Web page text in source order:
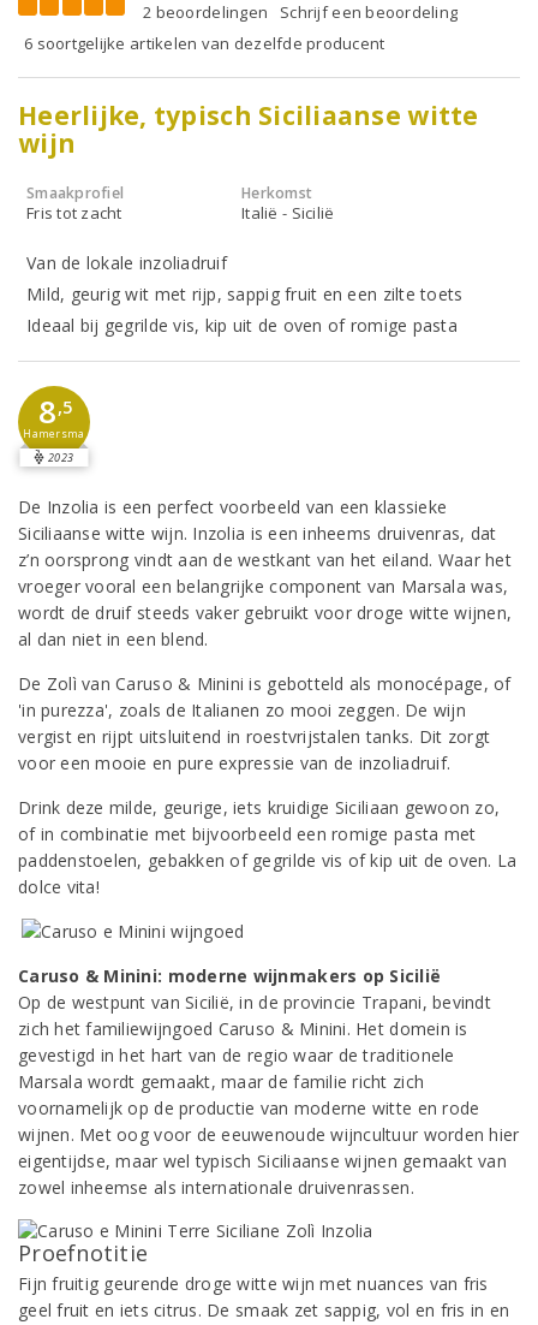
2 beoordelingen
Schrijf een beoordeling
6 soortgelijke artikelen van dezelfde producent
Heerlijke, typisch Siciliaanse witte
wijn
Smaakprofiel
Fris tot zacht
Herkomst
Italië - Sicilië
Van de lokale inzoliadruif
Mild, geurig wit met rijp, sappig fruit en een zilte toets
Ideaal bij gegrilde vis, kip uit de oven of romige pasta
8,5
Hamersma
2023
De Inzolia is een perfect voorbeeld van een klassieke
Siciliaanse witte wijn. Inzolia is een inheems druivenras, dat
z’n oorsprong vindt aan de westkant van het eiland. Waar het
vroeger vooral een belangrijke component van Marsala was,
wordt de druif steeds vaker gebruikt voor droge witte wijnen,
al dan niet in een blend.
De Zolì van Caruso & Minini is gebotteld als monocépage, of
'in purezza', zoals de Italianen zo mooi zeggen. De wijn
vergist en rijpt uitsluitend in roestvrijstalen tanks. Dit zorgt
voor een mooie en pure expressie van de inzoliadruif.
Drink deze milde, geurige, iets kruidige Siciliaan gewoon zo,
of in combinatie met bijvoorbeeld een romige pasta met
paddenstoelen, gebakken of gegrilde vis of kip uit de oven. La
dolce vita!
Caruso & Minini: moderne wijnmakers op Sicilië
Op de westpunt van Sicilië, in de provincie Trapani, bevindt
zich het familiewijngoed Caruso & Minini. Het domein is
gevestigd in het hart van de regio waar de traditionele
Marsala wordt gemaakt, maar de familie richt zich
voornamelijk op de productie van moderne witte en rode
wijnen. Met oog voor de eeuwenoude wijncultuur worden hier
eigentijdse, maar wel typisch Siciliaanse wijnen gemaakt van
zowel inheemse als internationale druivenrassen.
Proefnotitie
Fijn fruitig geurende droge witte wijn met nuances van fris
geel fruit en iets citrus. De smaak zet sappig, vol en fris in en